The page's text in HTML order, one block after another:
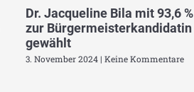
Dr. Jacqueline Bila mit 93,6 %
zur Bürgermeisterkandidatin
gewählt
3. November 2024 Keine Kommentare